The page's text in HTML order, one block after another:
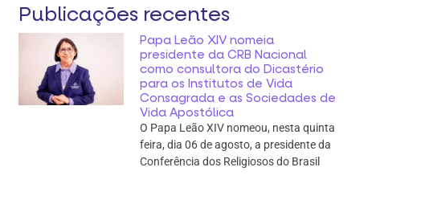
Publicações recentes
Papa Leão XIV nomeia
presidente da CRB Nacional
como consultora do Dicastério
para os Institutos de Vida
Consagrada e as Sociedades de
Vida Apostólica
O Papa Leão XIV nomeou, nesta quinta
feira, dia 06 de agosto, a presidente da
Conferência dos Religiosos do Brasil